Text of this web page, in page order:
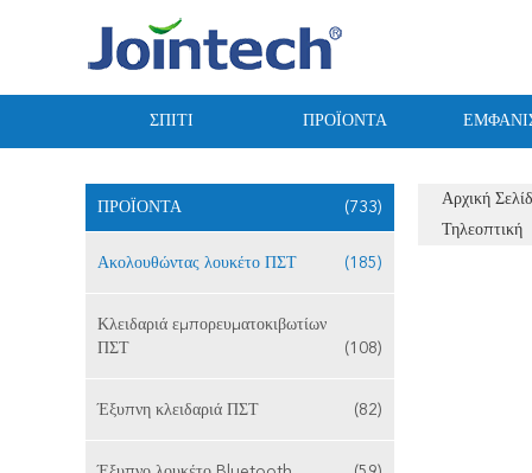
ΣΠΊΤΙ ΠΡΟΪΌΝΤΑ
ΠΡΟΪΌΝΤΑ (733)
Ακολουθώντας λουκέτο ΠΣΤ (185)
Κλειδαριά εμπορευματοκιβωτίων
ΠΣΤ
(108)
Έξυπνη κλειδαριά ΠΣΤ (82)
Αρχική
Τηλεοπτική